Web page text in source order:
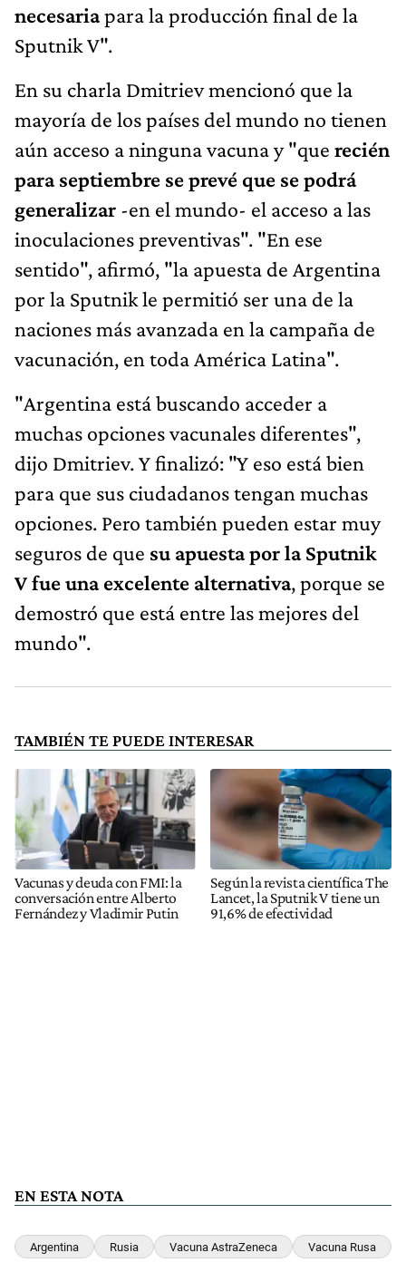
necesariapara la producción final de la
Sputnik V".
En su charla Dmitriev mencionó que la
mayoría de los países del mundo no tienen
aún acceso a ninguna vacuna y "que recién
para septiembre se prevé que se podrá
generalizar -en el mundo- el acceso a las
inoculaciones preventivas". "En ese
sentido", afirmó, "la apuesta de Argentina
por la Sputnik le permitió ser una de la
naciones más avanzada en la campaña de
vacunación, en toda América Latina".
"Argentina está buscando acceder a
muchas opciones vacunales diferentes",
dijo Dmitriev. Y finalizó: "Y eso está bien
para que sus ciudadanos tengan muchas
opciones. Pero también pueden estar muy
seguros de que su apuesta por la Sputnik
V fue una excelente alternativa, porque se
demostró que está entre las mejores del
mundo".
TAMBIÉN TE PUEDE INTERESAR
Vacunas y deuda con FMI: la
conversación entre Alberto
Fernández y Vladimir Putin
Según la revista científica The
Lancet, la Sputnik V tiene un
91,6% de efectividad
EN ESTA NOTA
Argentina Rusia Vacuna AstraZeneca Vacuna Rusa